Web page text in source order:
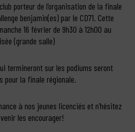
porteur de l’organisation de la finale
benjamin(es) par le CD71. Cette
16 février de 9h30 à 12h00 au
(grande salle)
termineront sur les podiums seront
pour la finale régionale.
à nos jeunes licenciés et n’hésitez
les encourager!